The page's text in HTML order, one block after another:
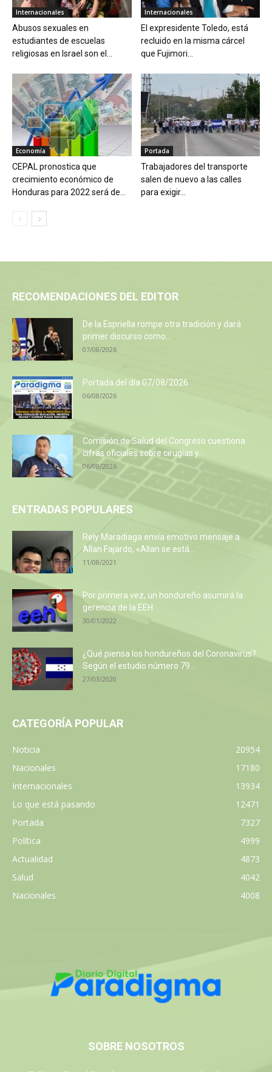
Internacionales
Abusos sexuales en
estudiantes de escuelas
religiosas en Israel son el...
Internacionales
El expresidente Toledo, está
recluido en la misma cárcel
que Fujimori...
Economía
CEPAL pronostica que
crecimiento económico de
Honduras para 2022 será de...
Portada
Trabajadores del transporte
salen de nuevo a las calles
para exigir...
RECOMENDACIONES DEL EDITOR
De la Espriella rompe otra tradición y dará
primer discurso como...
07/08/2026
Portada del día 07/08/2026
06/08/2026
Comisión de Salud del Congreso cuestiona
cifras oficiales sobre cirugías y...
06/08/2026
ENTRADAS POPULARES
Rely Maradiaga envía emotivo mensaje a
Allan Fajardo, «Allan se está...
11/08/2021
Por primera vez, un hondureño asumirá la
gerencia de la EEH
30/01/2022
¿Qué piensa los hondureños del Coronavirus?
Según el estudio número 79...
27/03/2020
CATEGORÍA POPULAR
Noticia
20954
Nacionales
17180
Internacionales
13934
Lo que está pasando
12471
Portada
7327
Política
4999
Actualidad
4873
Salud
4042
Nacionales
4008
SOBRE NOSOTROS